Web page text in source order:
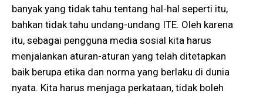
banyak yang tidak tahu tentang hal-hal seperti itu,
bahkan tidak tahu undang-undang ITE. Oleh karena
itu, sebagai pengguna media sosial kita harus
menjalankan aturan-aturan yang telah ditetapkan
baik berupa etika dan norma yang berlaku di dunia
nyata. Kita harus menjaga perkataan, tidak boleh